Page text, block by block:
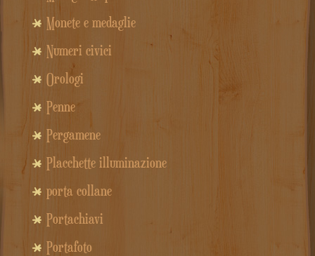
Monete e medaglie
Numeri civici
Orologi
Penne
Pergamene
Placchette illuminazione
porta collane
Portachiavi
Portafoto